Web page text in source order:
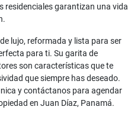
residenciales garantizan una vida
lujo, reformada y lista para ser
para ti. Su garita de
son características que te
que siempre has deseado.
y contáctanos para agendar
en Juan Díaz, Panamá.